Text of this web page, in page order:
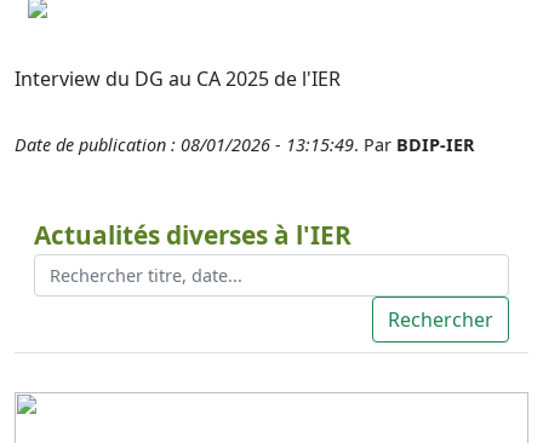
Interview du DG au CA 2025 de l'IER
Date de publication : 08/01/2026 - 13:15:49. Par BDIP-IER
Actualités diverses à l'IER